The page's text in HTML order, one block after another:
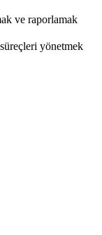
ve raporlamak
yönetmek